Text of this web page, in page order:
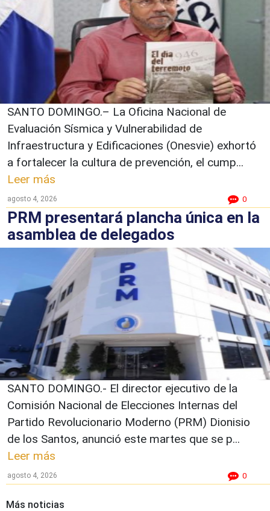
SANTO DOMINGO.– La Oficina Nacional de
Evaluación Sísmica y Vulnerabilidad de
Infraestructura y Edificaciones (Onesvie) exhortó
a fortalecer la cultura de prevención, el cump...
Leer más
agosto 4, 2026 0
PRM presentará plancha única en la
asamblea de delegados
SANTO DOMINGO.- El director ejecutivo de la
Comisión Nacional de Elecciones Internas del
Partido Revolucionario Moderno (PRM) Dionisio
de los Santos, anunció este martes que se p...
Leer más
agosto 4, 2026 0
Más noticias